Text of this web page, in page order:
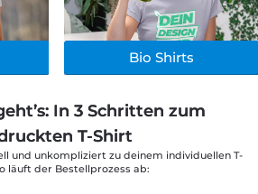
Bio Shirts
In 3 Schritten zum
T-Shirt
und unkompliziert zu deinem individuellen T-
läuft der Bestellprozess ab: